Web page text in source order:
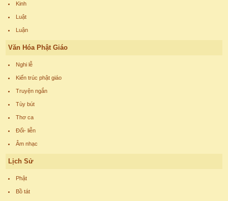
Kinh
Luật
Luận
Văn Hóa Phật Giáo
Nghi lễ
Kiến trúc phật giáo
Truyện ngắn
Tùy bút
Thơ ca
Đối- liễn
Âm nhạc
Lịch Sử
Phật
Bồ tát